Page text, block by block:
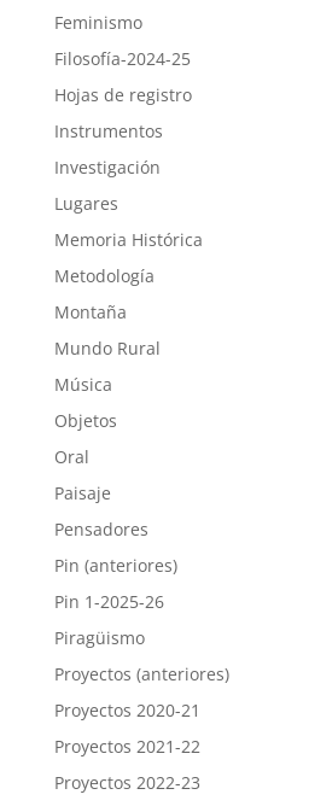
Feminismo
Filosofía-2024-25
Hojas de registro
Instrumentos
Investigación
Lugares
Memoria Histórica
Metodología
Montaña
Mundo Rural
Música
Objetos
Oral
Paisaje
Pensadores
Pin (anteriores)
Pin 1-2025-26
Piragüismo
Proyectos (anteriores)
Proyectos 2020-21
Proyectos 2021-22
Proyectos 2022-23